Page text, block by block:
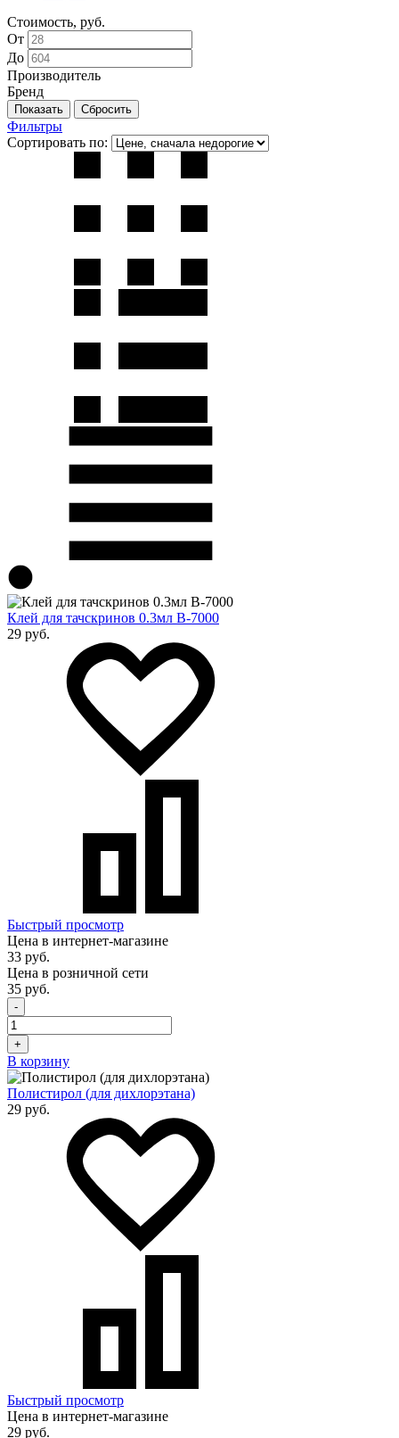
Стоимость, руб.
От
До
Производитель
Бренд
Фильтры
Сортировать по:
Клей для тачскринов 0.3мл B-7000
29 руб.
Быстрый просмотр
Цена в интернет-магазине
33 руб.
Цена в розничной сети
35 руб.
-
+
В корзину
Полистирол (для дихлорэтана)
29 руб.
Быстрый просмотр
Цена в интернет-магазине
29 руб.